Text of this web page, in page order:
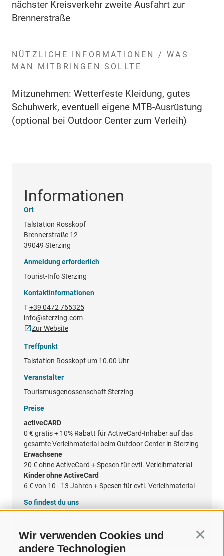
Wir verwenden Cookies und
andere Technologien
nächster Kreisverkehr zweite Ausfahrt zur
Brennerstraße
NÜTZLICHE INFORMATIONEN / WAS
MAN MITBRINGEN SOLLTE
Mitzunehmen: Wetterfeste Kleidung, gutes
Schuhwerk, eventuell eigene MTB-Ausrüstung
(optional bei Outdoor Center zum Verleih)
Informationen
Ort
Talstation Rosskopf
Brennerstraße 12
39049 Sterzing
Anmeldung erforderlich
Tourist-Info Sterzing
Kontaktinformationen
T+39 0472 765325
info@sterzing.com
Zur Website
Treffpunkt
Talstation Rosskopf um 10.00 Uhr
Veranstalter
Tourismusgenossenschaft Sterzing
Preise
activeCARD
0 € gratis + 10% Rabatt für ActiveCard-Inhaber auf das
gesamte Verleihmaterial beim Outdoor Center in Sterzing
Erwachsene
20 € ohne ActiveCard + Spesen für evtl. Verleihmaterial
Kinder ohne ActiveCard
6 € von 10 - 13 Jahren + Spesen für evtl. Verleihmaterial
So findest du uns